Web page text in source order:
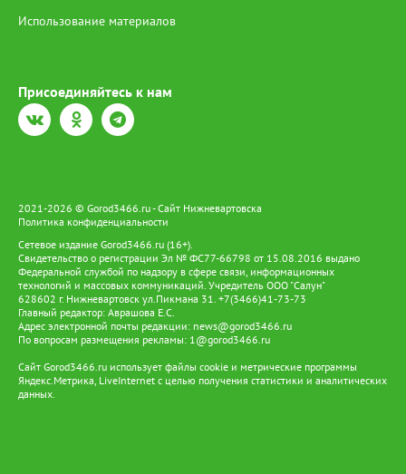
Использование материалов
Присоединяйтесь к нам
2021-2026 © Gorod3466.ru - Сайт Нижневартовска
Политика конфиденциальности
Сетевое издание Gorod3466.ru (16+).
Свидетельство о регистрации Эл № ФС77-66798 от 15.08.2016 выдано
Федеральной службой по надзору в сфере связи, информационных
технологий и массовых коммуникаций. Учредитель ООО "Салун"
628602 г. Нижневартовск ул.Пикмана 31. +7(3466)41-73-73
Главный редактор: Аврашова Е.С.
Адрес электронной почты редакции: news@gorod3466.ru
По вопросам размещения рекламы: 1@gorod3466.ru
Сайт Gorod3466.ru использует файлы cookie и метрические программы
Яндекс.Метрика, LiveInternet с целью получения статистики и аналитических
данных.